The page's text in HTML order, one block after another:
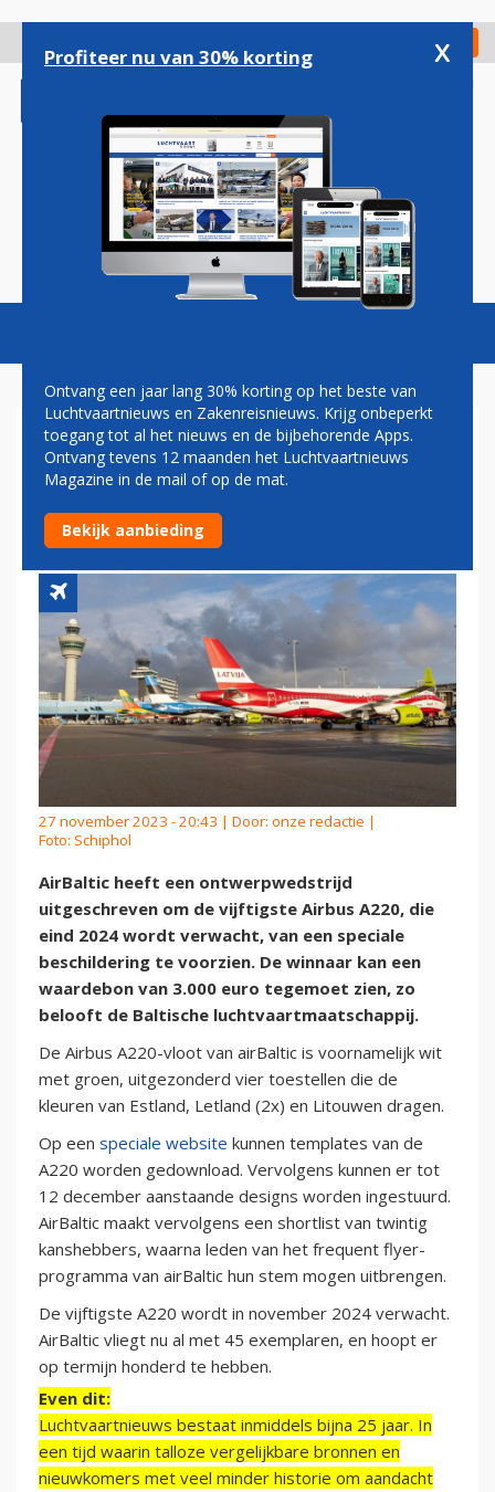
gaan
Check in
Magazine Podcasts Vacatures
AIRBALTIC ZOEKT
OPVALLEND ONTWERP VOOR
VIJFTIGSTE AIRBUS A220
27 november 2023 - 20:43 | Door: onze redactie |
Foto: Schiphol
AirBaltic heeft een ontwerpwedstrijd
uitgeschreven om de vijftigste Airbus A220, die
eind 2024 wordt verwacht, van een speciale
beschildering te voorzien. De winnaar kan een
waardebon van 3.000 euro tegemoet zien, zo
belooft de Baltische luchtvaartmaatschappij.
De Airbus A220-vloot van airBaltic is voornamelijk wit
met groen, uitgezonderd vier toestellen die de
kleuren van Estland, Letland (2x) en Litouwen dragen.
Op een speciale website kunnen templates van de
A220 worden gedownload. Vervolgens kunnen er tot
12 december aanstaande designs worden ingestuurd.
AirBaltic maakt vervolgens een shortlist van twintig
kanshebbers, waarna leden van het frequent flyer-
programma van airBaltic hun stem mogen uitbrengen.
De vijftigste A220 wordt in november 2024 verwacht.
AirBaltic vliegt nu al met 45 exemplaren, en hoopt er
op termijn honderd te hebben.
Even dit:
Luchtvaartnieuws bestaat inmiddels bijna 25 jaar. In
een tijd waarin talloze vergelijkbare bronnen en
nieuwkomers met veel minder historie om aandacht
Profiteer nu van 30% korting x
Ontvang een jaar lang 30% korting op het beste van
Luchtvaartnieuws en Zakenreisnieuws. Krijg onbeperkt
toegang tot al het nieuws en de bijbehorende Apps.
Ontvang tevens 12 maanden het Luchtvaartnieuws
Magazine in de mail of op de mat.
Bekijk aanbieding